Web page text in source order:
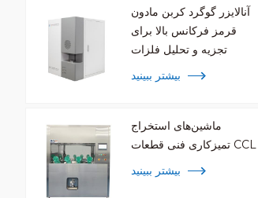
آنالایزر گوگرد کربن مادون
قرمز فرکانس بالا برای
تجزیه و تحلیل فلزات
بیشتر ببینید
ماشین‌های استخراج
تمیزکاری فنی قطعات CCL
بیشتر ببینید